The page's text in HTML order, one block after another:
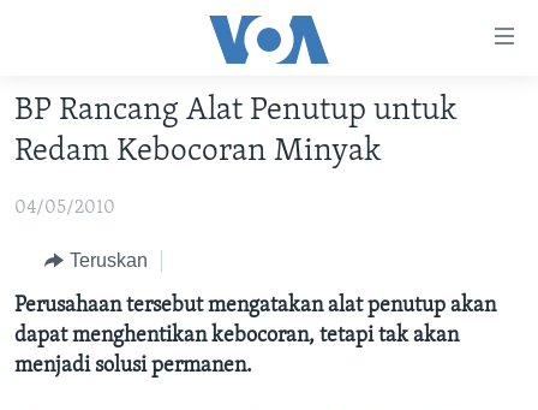
Akses
Lanjut
ke
Konten
Lanjut
Navigasi
Utama
Lanjut
VIDEO
POLYGRAPH
DAFTAR PROGRAM
Learning English
BP Rancang Alat Penutup untuk
Redam Kebocoran Minyak
04/05/2010
Teruskan
Perusahaan tersebut mengatakan alat penutup akan
dapat menghentikan kebocoran, tetapi tak akan
menjadi solusi permanen.